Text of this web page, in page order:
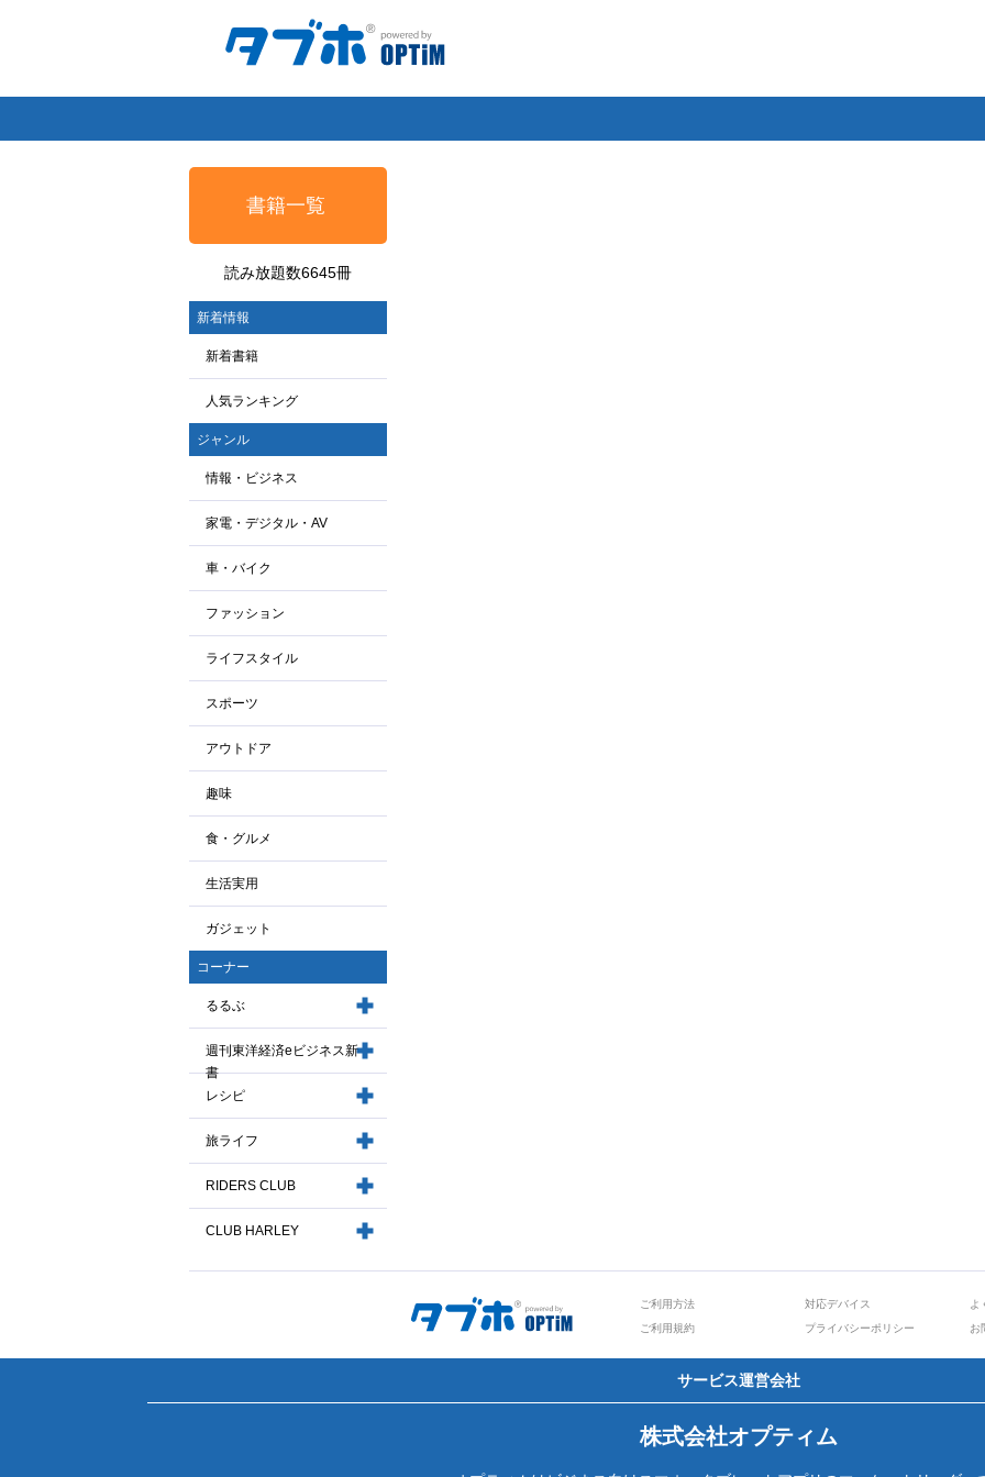
書籍一覧
読み放題数6645冊
新着情報
新着書籍
人気ランキング
ジャンル
情報・ビジネス
家電・デジタル・AV
車・バイク
ファッション
ライフスタイル
スポーツ
アウトドア
趣味
食・グルメ
生活実用
ガジェット
コーナー
るるぶ
週刊東洋経済eビジネス新
書
レシピ
旅ライフ
RIDERS CLUB
CLUB HARLEY
ご利用方法 対応デバイス
よ
ご利用規約
プライバシーポリシー お
サービス運営会社
株式会社オプティム